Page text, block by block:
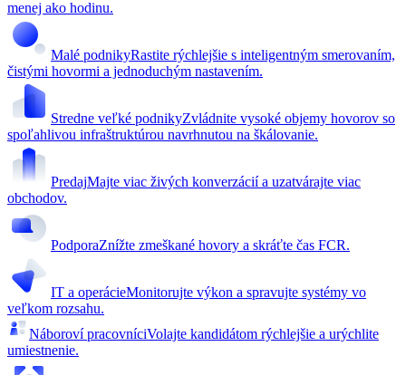
menej ako hodinu.
Malé podnikyRastite rýchlejšie s inteligentným smerovaním,
čistými hovormi a jednoduchým nastavením.
Stredne veľké podnikyZvládnite vysoké objemy hovorov so
spoľahlivou infraštruktúrou navrhnutou na škálovanie.
PredajMajte viac živých konverzácií a uzatvárajte viac
obchodov.
PodporaZnížte zmeškané hovory a skráťte čas FCR.
IT a operácieMonitorujte výkon a spravujte systémy vo
veľkom rozsahu.
Náboroví pracovníciVolajte kandidátom rýchlejšie a urýchlite
umiestnenie.